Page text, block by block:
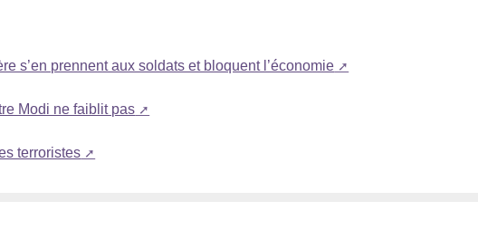
s’en prennent aux soldats et bloquent l’économie
Modi ne faiblit pas
terroristes